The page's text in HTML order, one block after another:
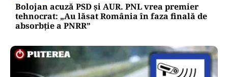
Bolojan acuză PSD și AUR. PNL vrea premier
tehnocrat: „Au lăsat România în faza finală de
absorbţie a PNRR”